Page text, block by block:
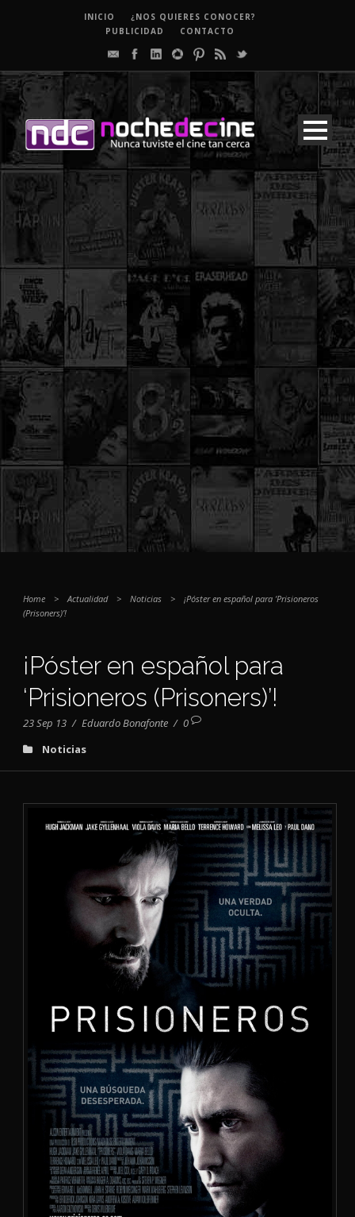
INICIO
¿NOS QUIERES CONOCER?
PUBLICIDAD
CONTACTO
Home > Actualidad > Noticias >
¡Póster en español para ‘Prisioneros
(Prisoners)’!
¡Póster en español para
‘Prisioneros (Prisoners)’!
23 Sep 13 / Eduardo Bonafonte / 0
Noticias